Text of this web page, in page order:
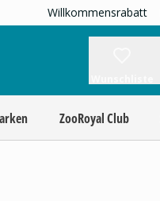
Willkommensrabatt
ZooRoyal Club